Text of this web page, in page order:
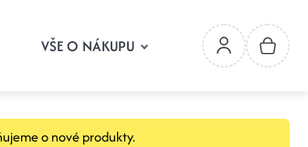
VŠE O NÁKUPU
o nové produkty.